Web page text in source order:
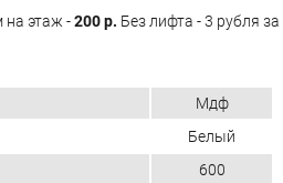
на этаж -200 р. Без лифта - 3 рубля за
Мдф
Белый
600